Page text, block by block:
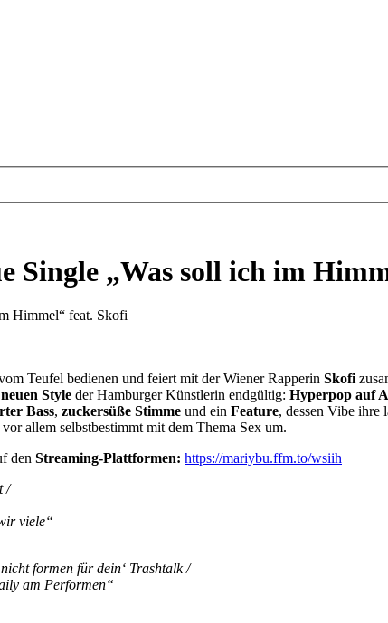
Single „Was soll ich im
Himmel“ feat. Skofi
Teufel bedienen und feiert mit der Wiener Rapperin Skofi
neuen Style der Hamburger Künstlerin endgültig: Hyperpop auf
Bass, zuckersüße Stimme und ein Feature, dessen Vibe ihre
vor allem selbstbestimmt mit dem Thema Sex um.
den Streaming-Plattformen: https://mariybu.ffm.to/wsiih
/
viele“
formen für dein‘ Trashtalk /
am Performen“